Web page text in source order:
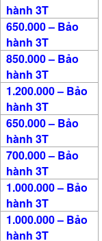
hành 3T
650.000 – Bảo
hành 3T
850.000 – Bảo
hành 3T
1.200.000 – Bảo
hành 3T
650.000 – Bảo
hành 3T
700.000 – Bảo
hành 3T
1.000.000 – Bảo
hành 3T
1.000.000 – Bảo
hành 3T